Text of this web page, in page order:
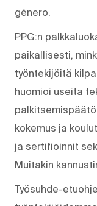
género.
PPG:n
paikallisesti,
työntekijöitä
huomioi useita
kokemus ja
ja sertifioinnit
Muitakin
Työsuhde-